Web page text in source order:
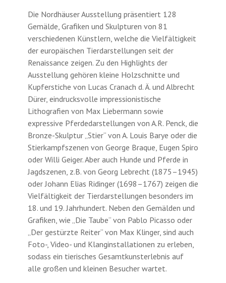
Die Nordhäuser Ausstellung präsentiert 128
Gemälde, Grafiken und Skulpturen von 81
verschiedenen Künstlern, welche die Vielfältigkeit
der europäischen Tierdarstellungen seit der
Renaissance zeigen. Zu den Highlights der
Ausstellung gehören kleine Holzschnitte und
Kupferstiche von Lucas Cranach d. Ä. und Albrecht
Dürer, eindrucksvolle impressionistische
Lithografien von Max Liebermann sowie
expressive Pferdedarstellungen von A.R. Penck, die
Bronze-Skulptur „Stier“ von A. Louis Barye oder die
Stierkampfszenen von George Braque, Eugen Spiro
oder Willi Geiger. Aber auch Hunde und Pferde in
Jagdszenen, z.B. von Georg Lebrecht (1875–1945)
oder Johann Elias Ridinger (1698–1767) zeigen die
Vielfältigkeit der Tierdarstellungen besonders im
18. und 19. Jahrhundert. Neben den Gemälden und
Grafiken, wie „Die Taube“ von Pablo Picasso oder
„Der gestürzte Reiter“ von Max Klinger, sind auch
Foto-, Video- und Klanginstallationen zu erleben,
sodass ein tierisches Gesamtkunsterlebnis auf
alle großen und kleinen Besucher wartet.